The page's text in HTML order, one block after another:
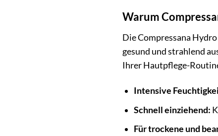
Warum
Die Compressana
gesund und strahlend
Ihrer Hautpflege-
Intensive
Schnell einziehend:
Für trockene und